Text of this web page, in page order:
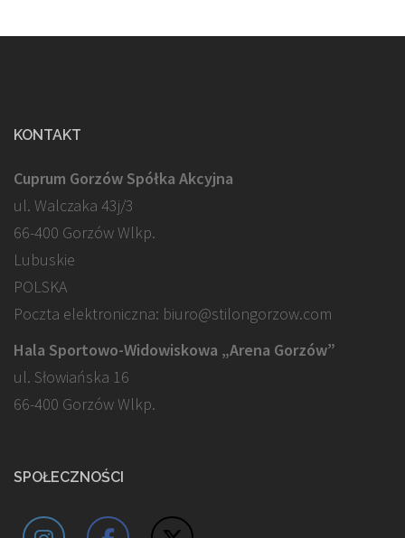
KONTAKT
Cuprum Gorzów Spółka Akcyjna
ul. Walczaka 43j/3
66-400 Gorzów Wlkp.
Lubuskie
POLSKA
Poczta elektroniczna: biuro@stilongorzow.com
Hala Sportowo-Widowiskowa „Arena Gorzów”
ul. Słowiańska 16
66-400 Gorzów Wlkp.
SPOŁECZNOŚCI